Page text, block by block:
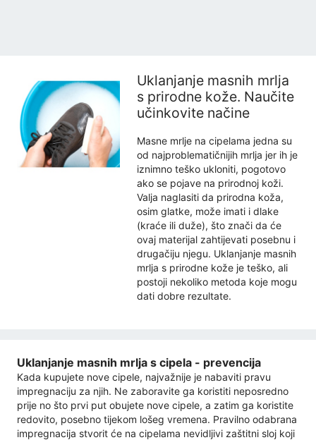
Uklanjanje masnih mrlja
s prirodne kože. Naučite
učinkovite načine
Masne mrlje na cipelama jedna su
od najproblematičnijih mrlja jer ih je
iznimno teško ukloniti, pogotovo
ako se pojave na prirodnoj koži.
Valja naglasiti da prirodna koža,
osim glatke, može imati i dlake
(kraće ili duže), što znači da će
ovaj materijal zahtijevati posebnu i
drugačiju njegu. Uklanjanje masnih
mrlja s prirodne kože je teško, ali
postoji nekoliko metoda koje mogu
dati dobre rezultate.
Uklanjanje masnih mrlja s cipela - prevencija
Kada kupujete nove cipele, najvažnije je nabaviti pravu
impregnaciju za njih. Ne zaboravite ga koristiti neposredno
prije no što prvi put obujete nove cipele, a zatim ga koristite
redovito, posebno tijekom lošeg vremena. Pravilno odabrana
impregnacija stvorit će na cipelama nevidljivi zaštitni sloj koji